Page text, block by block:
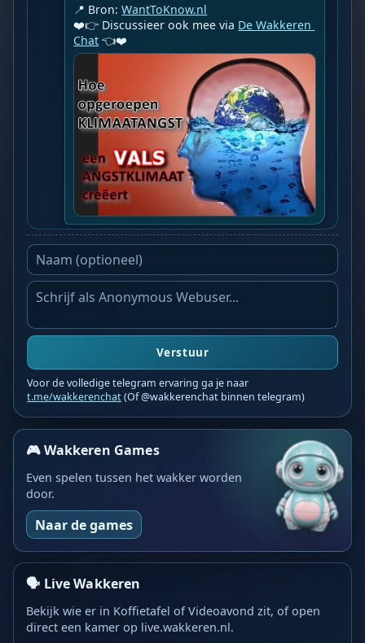
📍 Bron: WantToKnow.nl
❤️👉 Discussieer ook mee via De Wakkeren
Chat 👈❤️
Verstuur
Voor de volledige telegram ervaring ga je naar
t.me/wakkerenchat(Of @wakkerenchat binnen telegram)
🎮 Wakkeren Games
Even spelen tussen het wakker worden
door.
Naar de games
🗣️ Live Wakkeren
Bekijk wie er in Koffietafel of Videoavond zit, of open
direct een kamer op live.wakkeren.nl.